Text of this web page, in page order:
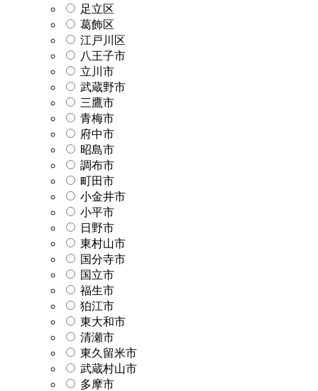
足立区
葛飾区
江戸川区
八王子市
立川市
武蔵野市
三鷹市
青梅市
府中市
昭島市
調布市
町田市
小金井市
小平市
日野市
東村山市
国分寺市
国立市
福生市
狛江市
東大和市
清瀬市
東久留米市
武蔵村山市
多摩市